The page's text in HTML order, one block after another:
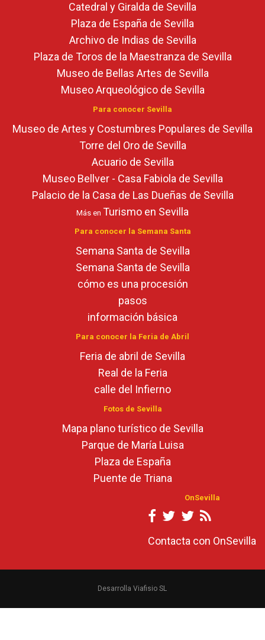
Catedral y Giralda de Sevilla
Plaza de España de Sevilla
Archivo de Indias de Sevilla
Plaza de Toros de la Maestranza de Sevilla
Museo de Bellas Artes de Sevilla
Museo Arqueológico de Sevilla
Para conocer Sevilla
Museo de Artes y Costumbres Populares de Sevilla
Torre del Oro de Sevilla
Acuario de Sevilla
Museo Bellver - Casa Fabiola de Sevilla
Palacio de la Casa de Las Dueñas de Sevilla
Más en Turismo en Sevilla
Para conocer la Semana Santa
Semana Santa de Sevilla
Semana Santa de Sevilla
cómo es una procesión
pasos
información básica
Para conocer la Feria de Abril
Feria de abril de Sevilla
Real de la Feria
calle del Infierno
Fotos de Sevilla
Mapa plano turístico de Sevilla
Parque de María Luisa
Plaza de España
Puente de Triana
OnSevilla
Contacta con OnSevilla
Desarrolla Viafisio SL